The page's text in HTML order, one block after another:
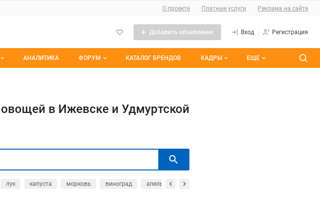
О проекте Платные услуги Реклама на сайте
Добавить объявление Вход Регистрация
АНАЛИТИКА ФОРУМ КАТАЛОГ БРЕНДОВ КАДРЫ ЕЩЕ
в Ижевске и Удмуртской
лук капуста морковь виноград апельсины